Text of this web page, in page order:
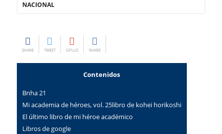
NACIONAL
SHARE TWEET GPLUS SHARE
Contenidos
Bnha 21
mi academia de héroes, vol. 25libro de kohei horikoshi
el último libro de mi héroe académico
libros de google